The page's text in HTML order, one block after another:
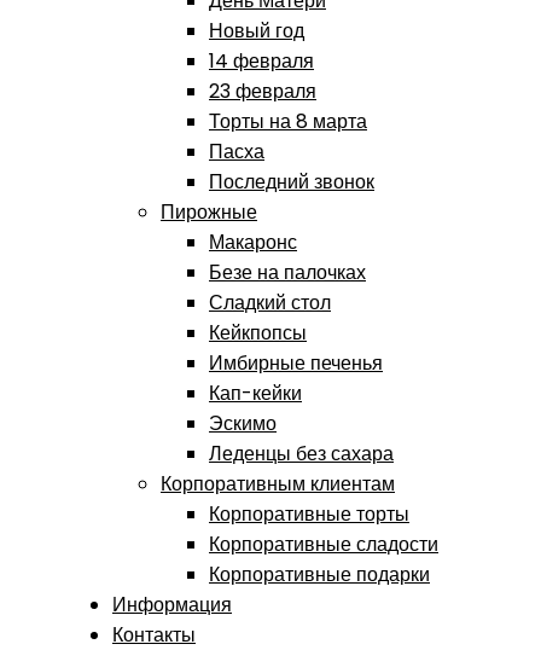
Новый год
14 февраля
23 февраля
Торты на 8 марта
Пасха
Последний звонок
Пирожные
Макаронс
Безе на палочках
Сладкий стол
Кейкпопсы
Имбирные печенья
Кап-кейки
Эскимо
Леденцы без сахара
Корпоративным клиентам
Корпоративные торты
Корпоративные сладости
Корпоративные подарки
Информация
Контакты